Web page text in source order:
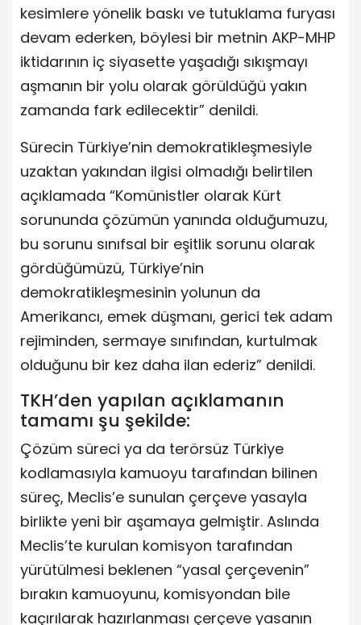
kesimlere yönelik baskı ve tutuklama furyası
devam ederken, böylesi bir metnin AKP-MHP
iktidarının iç siyasette yaşadığı sıkışmayı
aşmanın bir yolu olarak görüldüğü yakın
zamanda fark edilecektir” denildi.
Sürecin Türkiye’nin demokratikleşmesiyle
uzaktan yakından ilgisi olmadığı belirtilen
açıklamada “Komünistler olarak Kürt
sorununda çözümün yanında olduğumuzu,
bu sorunu sınıfsal bir eşitlik sorunu olarak
gördüğümüzü, Türkiye’nin
demokratikleşmesinin yolunun da
Amerikancı, emek düşmanı, gerici tek adam
rejiminden, sermaye sınıfından, kurtulmak
olduğunu bir kez daha ilan ederiz” denildi.
TKH’den yapılan açıklamanın
tamamı şu şekilde:
Çözüm süreci ya da terörsüz Türkiye
kodlamasıyla kamuoyu tarafından bilinen
süreç, Meclis’e sunulan çerçeve yasayla
birlikte yeni bir aşamaya gelmiştir. Aslında
Meclis’te kurulan komisyon tarafından
yürütülmesi beklenen “yasal çerçevenin”
bırakın kamuoyunu, komisyondan bile
kaçırılarak hazırlanması çerçeve yasanın